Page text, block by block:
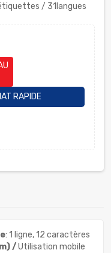
/ 31langues
RAPIDE
: 1 ligne, 12 caractères
/Utilisation mobile